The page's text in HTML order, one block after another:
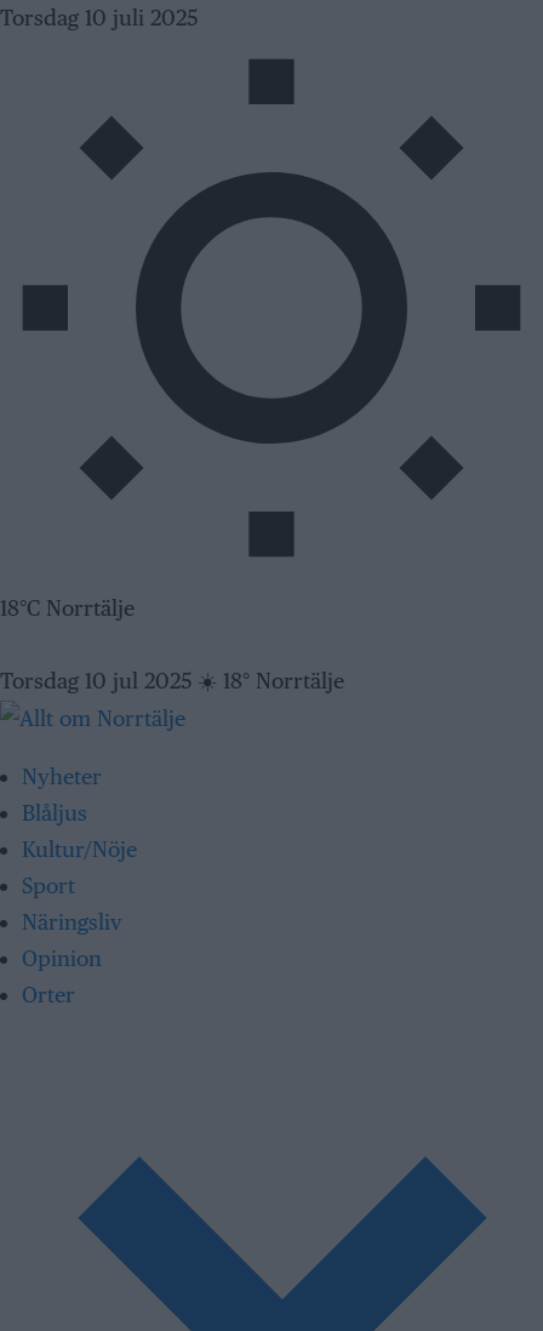
Skip
Torsdag 10 juli 2025
18°C Norrtälje
Torsdag 10 jul 2025 ☀️ 18° Norrtälje
Nyheter
Blåljus
Kultur/Nöje
Sport
Näringsliv
Opinion
Orter